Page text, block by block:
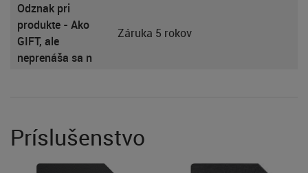
Odznak pri
produkte - Ako
GIFT, ale
neprenáša sa n
Záruka 5 rokov
Príslušenstvo